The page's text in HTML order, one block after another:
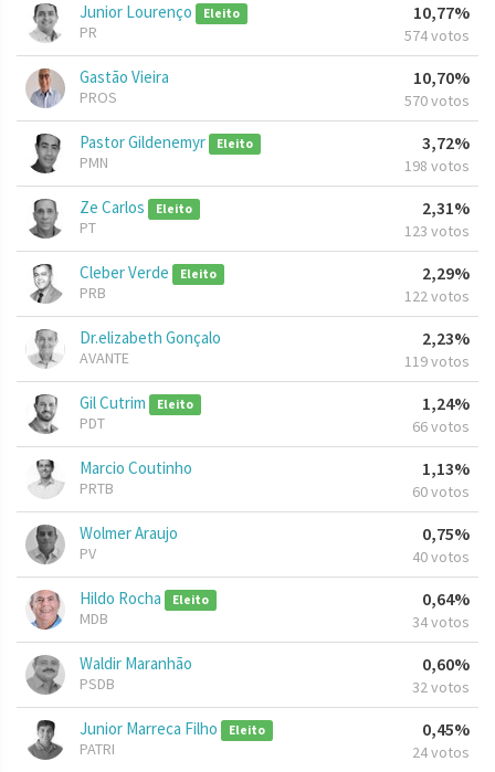
Junior Lourenço Eleito
PR
10,77%
574 votos
Gastão Vieira
PROS
10,70%
570 votos
Pastor Gildenemyr Eleito
PMN
3,72%
198 votos
Ze Carlos Eleito
PT
2,31%
123 votos
Cleber Verde Eleito
PRB
2,29%
122 votos
Dr.elizabeth Gonçalo
AVANTE
2,23%
119 votos
Gil Cutrim Eleito
PDT
1,24%
66 votos
Marcio Coutinho
PRTB
1,13%
60 votos
Wolmer Araujo
PV
0,75%
40 votos
Hildo Rocha Eleito
MDB
0,64%
34 votos
Waldir Maranhão
PSDB
0,60%
32 votos
Junior Marreca Filho Eleito
PATRI
0,45%
24 votos